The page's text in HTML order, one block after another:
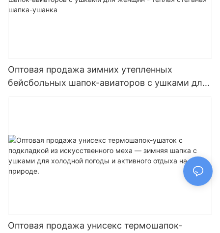
Оптовая продажа зимних утепленных
бейсбольных шапок-авиаторов с ушками для
женщин - теплая стеганая шапка-ушанка
Оптовая продажа унисекс термошапок-